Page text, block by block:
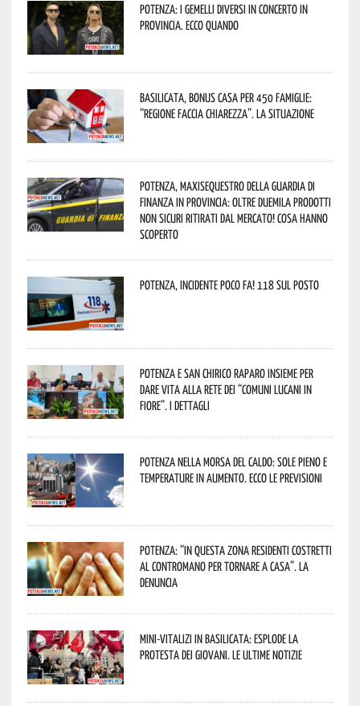
Potenza: i Gemelli DiVersi in concerto in
provincia. Ecco quando
Basilicata, Bonus casa per 450 famiglie:
“Regione faccia chiarezza”. La situazione
Potenza, maxisequestro della Guardia di
Finanza in provincia: oltre duemila prodotti
non sicuri ritirati dal mercato! Cosa hanno
scoperto
Potenza, incidente poco fa! 118 sul posto
Potenza e San Chirico Raparo insieme per
dare vita alla rete dei “Comuni Lucani in
Fiore”. I dettagli
Potenza nella morsa del caldo: sole pieno e
temperature in aumento. Ecco le previsioni
Potenza: “In questa zona residenti costretti
al contromano per tornare a casa”. La
denuncia
Mini-vitalizi in Basilicata: esplode la
protesta dei giovani. Le ultime notizie